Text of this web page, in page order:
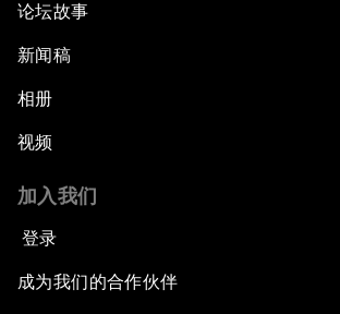
论坛故事
新闻稿
相册
视频
加入我们
登录
成为我们的合作伙伴